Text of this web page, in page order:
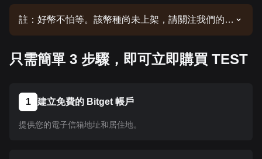
註：好幣不怕等。該幣種尚未上架，請關注我們的公
用相同的操作流程。
只需簡單 3 步驟，即可立即購買 TEST
1 建立免費的 Bitget 帳戶
提供您的電子信箱地址和居住地。